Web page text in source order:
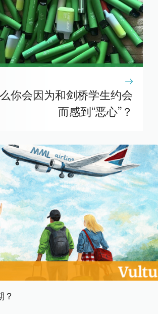
你会因为和剑桥学生约会
而感到“恶心”？
？